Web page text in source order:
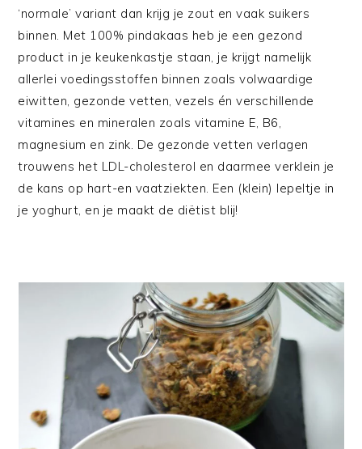
‘normale’ variant dan krijg je zout en vaak suikers
binnen. Met 100% pindakaas heb je een gezond
product in je keukenkastje staan, je krijgt namelijk
allerlei voedingsstoffen binnen zoals volwaardige
eiwitten, gezonde vetten, vezels én verschillende
vitamines en mineralen zoals vitamine E, B6,
magnesium en zink. De gezonde vetten verlagen
trouwens het LDL-cholesterol en daarmee verklein je
de kans op hart-en vaatziekten. Een (klein) lepeltje in
je yoghurt, en je maakt de diëtist blij!